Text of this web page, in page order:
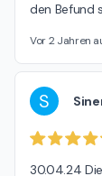
den Befund
Vor 2 Jahren
S
30.04.24